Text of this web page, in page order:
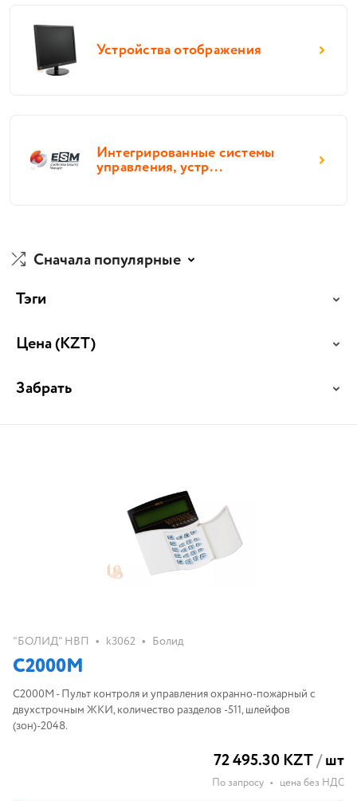
Устройства отображения
Интегрированные системы
управления, устр...
Сначала популярные
Тэги
Цена(KZT)
Забрать
"БОЛИД" НВП • k3062 • Болид
С2000М
С2000М - Пульт контроля и управления охранно-пожарный с
двухстрочным ЖКИ, количество разделов -511, шлейфов
(зон)-2048.
72 495.30 KZT/шт
По запросу • цена без НДС